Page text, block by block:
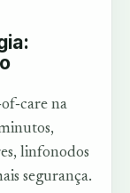
na
linfonodos
segurança.